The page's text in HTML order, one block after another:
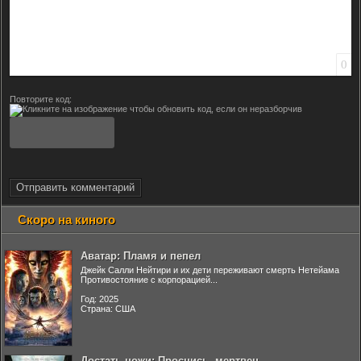
0
Повторите код:
Отправить комментарий
Скоро на киного
Аватар: Пламя и пепел
Джейк Салли Нейтири и их дети переживают смерть Нетейама
Противостояние с корпорацией...
Год: 2025
Страна: США